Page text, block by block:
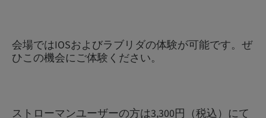
会場ではIOSおよびラブリダの体験が可能です。ぜ
ひこの機会にご体験ください。
ストローマンユーザーの方は3,300円（税込）にて